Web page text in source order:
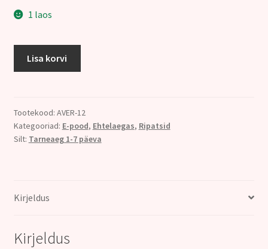
1 laos
925
kogus
Lisa korvi
Tootekood: AVER-12
Kategooriad: E-pood, Ehtelaegas, Ripatsid
Silt: Tarneaeg 1-7 päeva
Kirjeldus
Kirjeldus